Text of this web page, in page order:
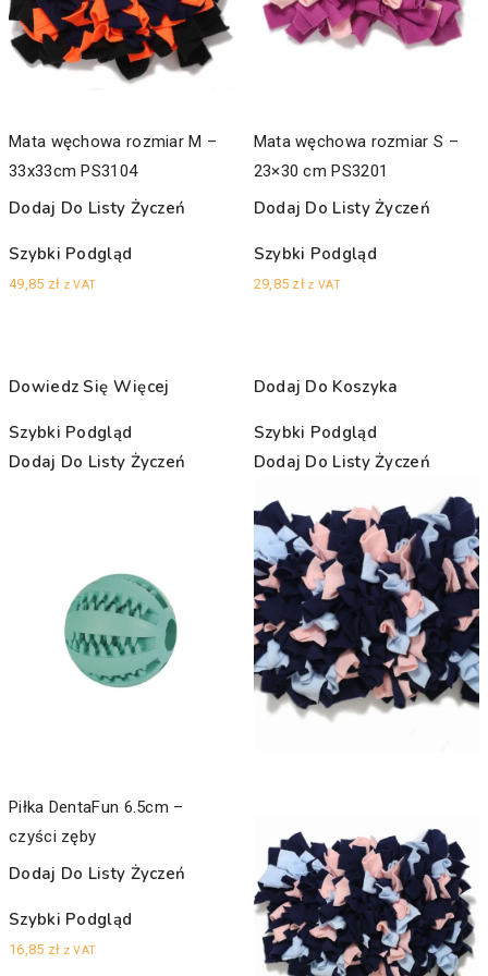
Mata węchowa rozmiar M –
33x33cm PS3104
Dodaj Do Listy Życzeń
Szybki Podgląd
49,85 zł z VAT
Mata węchowa rozmiar S –
23×30 cm PS3201
Dodaj Do Listy Życzeń
Szybki Podgląd
29,85 zł z VAT
Dowiedz Się Więcej
Szybki Podgląd
Dodaj Do Listy Życzeń
Piłka DentaFun 6.5cm –
czyści zęby
Dodaj Do Listy Życzeń
Szybki Podgląd
16,85 zł z VAT
Dodaj Do Koszyka
Szybki Podgląd
Dodaj Do Listy Życzeń